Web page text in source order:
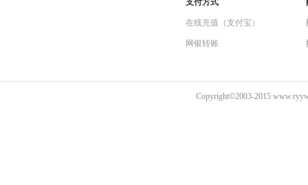
支付方式
在线充值（支付宝）
网银转账
Copyright©2003-2015